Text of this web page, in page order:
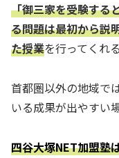
「御三家を受験する
る問題は最初から説
た授業を行ってくれ
首都圏以外の地域で
いる成果が出やすい
四谷大塚NET加盟塾